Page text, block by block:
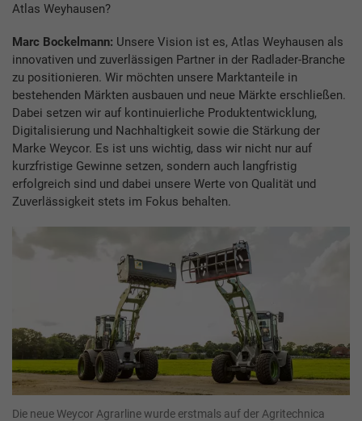
­Atlas Weyhausen?
Marc Bockelmann: Unsere Vision ist es, Atlas Weyhausen als
innovativen und zuverlässigen Partner in der Radlader-Branche
zu positionieren. Wir möchten unsere Marktanteile in
bestehenden Märkten ausbauen und neue Märkte erschließen.
Dabei setzen wir auf kontinuierliche Produktentwicklung,
Digitalisierung und Nachhaltigkeit sowie die Stärkung der
Marke Weycor. Es ist uns wichtig, dass wir nicht nur auf
kurzfristige Gewinne setzen, sondern auch langfristig
erfolgreich sind und dabei unsere Werte von Qualität und
Zuverlässigkeit stets im Fokus behalten.
Die neue Weycor Agrarline wurde erstmals auf der Agritechnica